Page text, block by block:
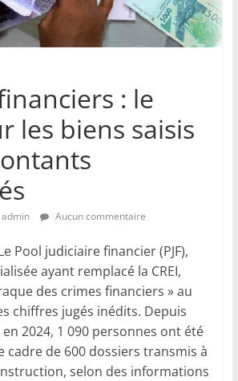
: le
les biens saisis
admin Aucun commentaire
Pool judiciaire financier (PJF),
ayant remplacé la CREI,
des crimes financiers » au
chiffres jugés inédits. Depuis
2024, 1 090 personnes ont été
cadre de 600 dossiers transmis à
selon des informations